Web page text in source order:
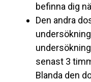
befinna dig
Den andra
senast 3
Blanda den